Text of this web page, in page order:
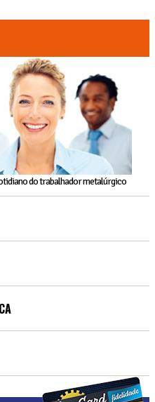
do trabalhador metalúrgico